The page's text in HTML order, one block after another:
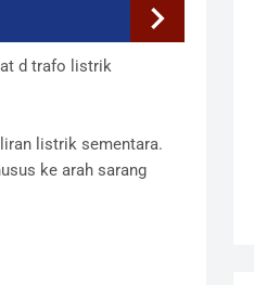
d trafo listrik
listrik sementara.
ke arah sarang